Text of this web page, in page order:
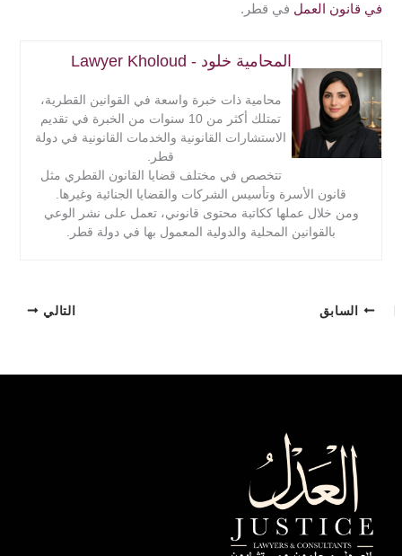
في قانون العمل في قطر.
المحامية خلود - Lawyer Kholoud
محامية ذات خبرة واسعة في القوانين القطرية،
تمتلك أكثر من 10 سنوات من الخبرة في تقديم
الاستشارات القانونية والخدمات القانونية في دولة
قطر.
تتخصص في مختلف قضايا القانون القطري مثل
قانون الأسرة وتأسيس الشركات والقضايا الجنائية وغيرها.
ومن خلال عملها ككاتبة محتوى قانوني، تعمل على نشر الوعي
بالقوانين المحلية والدولية المعمول بها في دولة قطر.
السابق التالي